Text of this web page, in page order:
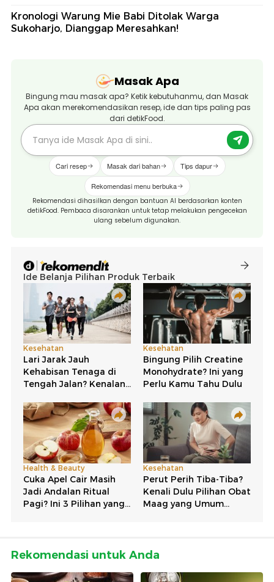
Kronologi Warung Mie Babi Ditolak Warga
Sukoharjo, Dianggap Meresahkan!
Masak Apa
Bingung mau masak apa? Ketik kebutuhanmu, dan Masak
Apa akan merekomendasikan resep, ide dan tips paling pas
dari detikFood.
Cari resep Masak dari bahan Tips dapur
Rekomendasi menu berbuka
Rekomendasi dihasilkan dengan bantuan AI berdasarkan konten
detikFood. Pembaca disarankan untuk tetap melakukan pengecekan
ulang sebelum digunakan.
Rekomendasi untuk Anda